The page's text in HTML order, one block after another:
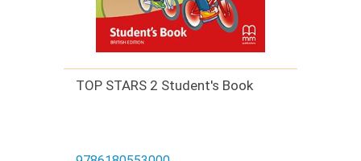
TOP STARS 2 Student's Book